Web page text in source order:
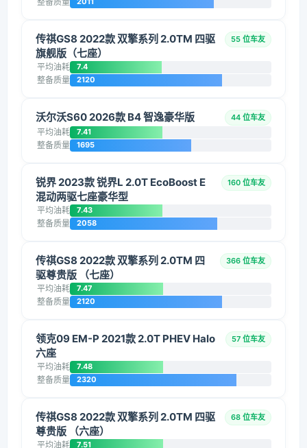
传祺GS8 2022款 双擎系列 2.0TM 四驱
旗舰版（七座）
55 位车友
平均油耗 7.4
整备质量 2120
沃尔沃S60 2026款 B4 智逸豪华版 44 位车友
平均油耗 7.41
整备质量 1695
锐界 2023款 锐界L 2.0T EcoBoost E
混动两驱七座豪华型
160 位车友
平均油耗 7.43
整备质量 2058
传祺GS8 2022款 双擎系列 2.0TM 四
驱尊贵版 （七座）
366 位车友
平均油耗 7.47
整备质量 2120
领克09 EM-P 2021款 2.0T PHEV Halo
六座
57 位车友
平均油耗 7.48
整备质量 2320
传祺GS8 2022款 双擎系列 2.0TM 四驱
尊贵版 （六座）
68 位车友
平均油耗 7.51